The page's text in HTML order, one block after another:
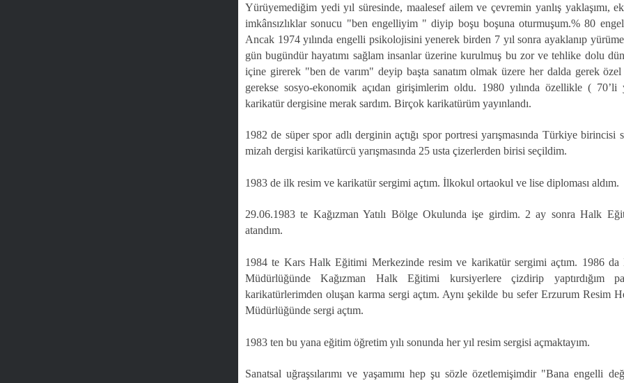
Yürüyemediğim yedi yıl süresinde, maalesef ailem ve çevremin yanlış yaklaşımı,
imkânsızlıklar sonucu "ben engelliyim " diyip boşu boşuna oturmuşum.% 80
Ancak 1974 yılında engelli psikolojisini yenerek birden 7 yıl sonra ayaklanıp
gün bugündür hayatımı sağlam insanlar üzerine kurulmuş bu zor ve tehlike dolu
içine girerek "ben de varım" deyip başta sanatım olmak üzere her dalda gerek özel
gerekse sosyo-ekonomik açıdan girişimlerim oldu. 1980 yılında özellikle ( 70’li
karikatür dergisine merak sardım. Birçok karikatürüm yayınlandı.
1982 de süper spor adlı derginin açtığı spor portresi yarışmasında Türkiye birincisi
mizah dergisi karikatürcü yarışmasında 25 usta çizerlerden birisi seçildim.
1983 de ilk resim ve karikatür sergimi açtım. İlkokul ortaokul ve lise diploması aldım.
29.06.1983 te Kağızman Yatılı Bölge Okulunda işe girdim. 2 ay sonra Halk
atandım.
1984 te Kars Halk Eğitimi Merkezinde resim ve karikatür sergimi açtım. 1986
Müdürlüğünde Kağızman Halk Eğitimi kursiyerlere çizdirip yaptırdığım
karikatürlerimden oluşan karma sergi açtım. Aynı şekilde bu sefer Erzurum Resim
Müdürlüğünde sergi açtım.
1983 ten bu yana eğitim öğretim yılı sonunda her yıl resim sergisi açmaktayım.
Sanatsal uğraşsılarımı ve yaşamımı hep şu sözle özetlemişimdir "Bana engelli